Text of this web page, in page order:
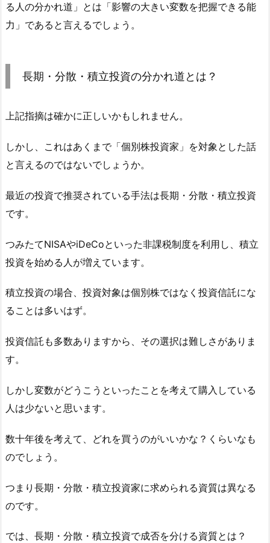
る人の分かれ道」とは「影響の大きい変数を把握できる能
力」であると言えるでしょう。
長期・分散・積立投資の分かれ道とは？
上記指摘は確かに正しいかもしれません。
しかし、これはあくまで「個別株投資家」を対象とした話
と言えるのではないでしょうか。
最近の投資で推奨されている手法は長期・分散・積立投資
です。
つみたてNISAやiDeCoといった非課税制度を利用し、積立
投資を始める人が増えています。
積立投資の場合、投資対象は個別株ではなく投資信託にな
ることは多いはず。
投資信託も多数ありますから、その選択は難しさがありま
す。
しかし変数がどうこうといったことを考えて購入している
人は少ないと思います。
数十年後を考えて、どれを買うのがいいかな？くらいなも
のでしょう。
つまり長期・分散・積立投資家に求められる資質は異なる
のです。
では、長期・分散・積立投資で成否を分ける資質とは？